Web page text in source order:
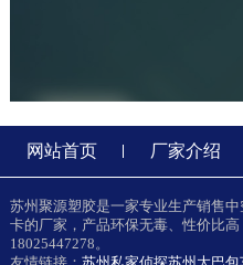
网站首页 厂家介绍
苏州聚源塑胶是一家专业生产销售
卡的厂家，产品环保无毒、性价比高
18025447278。